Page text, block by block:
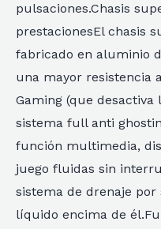
pulsaciones.Chasis
prestacionesEl chasis
fabricado en aluminio
una mayor resistencia
Gaming (que desactiva
sistema full anti
función multimedia,
juego fluidas sin
sistema de drenaje
líquido encima de